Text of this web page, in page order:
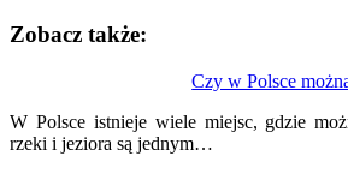
Zobacz także:
Czy w Polsce
W Polsce istnieje wiele miejsc, gdzie
rzeki i jeziora są jednym…
wpisu